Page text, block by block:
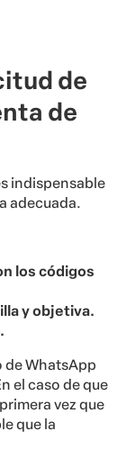
de
de
indispensable
adecuada.
los códigos
y objetiva.
de WhatsApp
el caso de que
vez que
que la